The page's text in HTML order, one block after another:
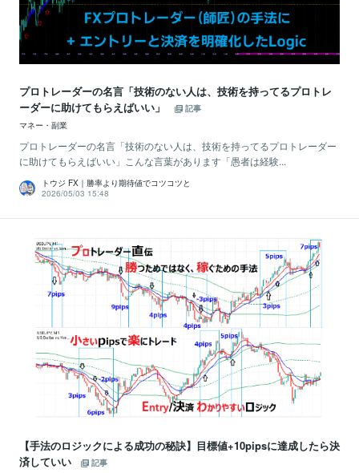
プロトレーダーの名言「技術のない人は、技術を持ってるプロトレ
ーダーに助けてもらえばいい」
記事
マネー・副業
プロトレーダーの名言「技術のない人は、技術を持ってるプロトレーダー
に助けてもらえばいい」こんな言葉があります「愚者は経験...
トウジ FX｜勝率より期待値でコツコツと
2026/05/03 15:48
【手法のロジックによる成功の秘訣】目標値+10pipsに達成したら決
済していい
記事